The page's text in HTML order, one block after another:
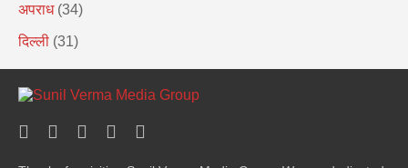
अपराध (34)
दिल्ली (31)